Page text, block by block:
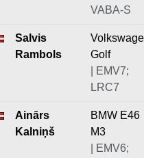
VABA-S
Salvis
Rambols
Golf
| EMV7;
LRC7
Ainārs
Kalniņš
BMW E46
M3
| EMV6;